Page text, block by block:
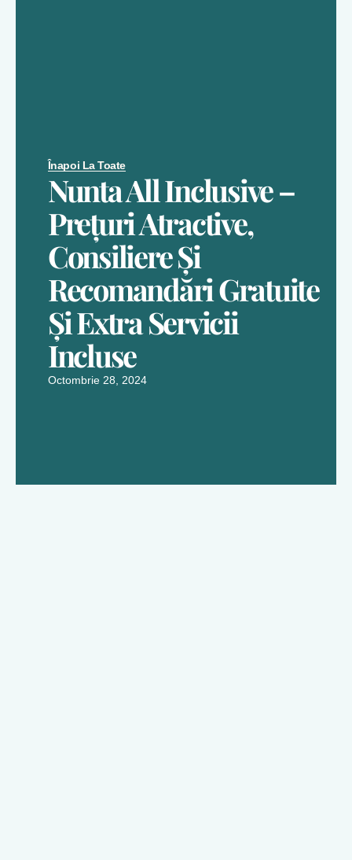
Înapoi La Toate
Nunta All Inclusive –
Prețuri Atractive,
Consiliere Și
Recomandări Gratuite
Și Extra Servicii
Incluse
Octombrie 28, 2024